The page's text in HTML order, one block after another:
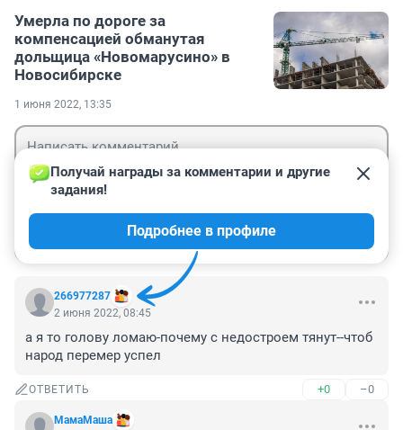
Умерла по дороге за
компенсацией обманутая
дольщица «Новомарусино» в
Новосибирске
1 июня 2022, 13:35
266977287
Получай награды за комментарии и другие
задания!
Подробнее в профиле
2 июня 2022, 08:45
а я то голову ломаю-почему с недостроем тянут--чтоб
народ перемер успел
ОТВЕТИТЬ +0 –0
МамаМаша